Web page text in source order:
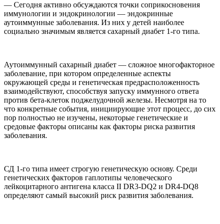
— Сегодня активно обсуждаются точки соприкосновения
иммунологии и эндокринологии — эндокринные
аутоиммунные заболевания. Из них у детей наиболее
социально значимым является сахарный диабет 1-го типа.
Аутоиммунный сахарный диабет — сложное многофакторное
заболевание, при котором определенные аспекты
окружающей среды и генетическая предрасположенность
взаимодействуют, способствуя запуску иммунного ответа
против бета-клеток поджелудочной железы. Несмотря на то
что конкретные события, инициирующие этот процесс, до сих
пор полностью не изучены, некоторые генетические и
средовые факторы описаны как факторы риска развития
заболевания.
СД 1-го типа имеет строгую генетическую основу. Среди
генетических факторов гаплотипы человеческого
лейкоцитарного антигена класса II DR3-DQ2 и DR4-DQ8
определяют самый высокий риск развития заболевания.